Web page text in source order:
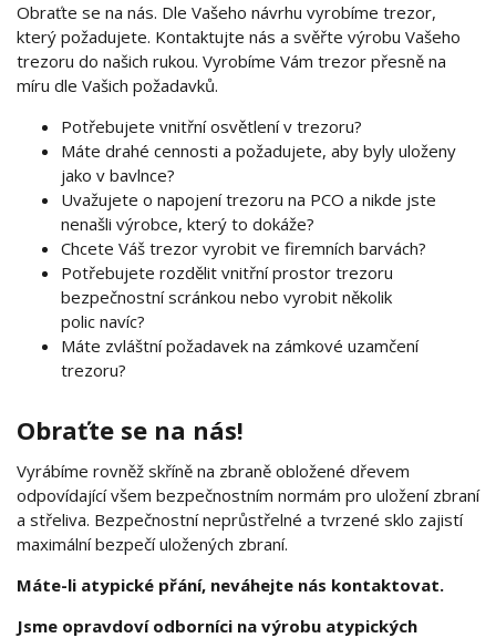
Obraťte se na nás. Dle Vašeho návrhu vyrobíme trezor,
který požadujete. Kontaktujte nás a svěřte výrobu Vašeho
trezoru do našich rukou. Vyrobíme Vám trezor přesně na
míru dle Vašich požadavků.
Potřebujete vnitřní osvětlení v trezoru?
Máte drahé cennosti a požadujete, aby byly uloženy
jako v bavlnce?
Uvažujete o napojení trezoru na PCO a nikde jste
nenašli výrobce, který to dokáže?
Chcete Váš trezor vyrobit ve firemních barvách?
Potřebujete rozdělit vnitřní prostor trezoru
bezpečnostní scránkou nebo vyrobit několik
polic navíc?
Máte zvláštní požadavek na zámkové uzamčení
trezoru?
Obraťte se na nás!
Vyrábíme rovněž skříně na zbraně obložené dřevem
odpovídající všem bezpečnostním normám pro uložení zbraní
a střeliva. Bezpečnostní neprůstřelné a tvrzené sklo zajistí
maximální bezpečí uložených zbraní.
Máte-li atypické přání, neváhejte nás kontaktovat.
Jsme opravdoví odborníci na výrobu atypických